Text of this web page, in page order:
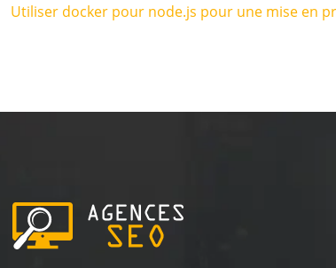
Utiliser docker pour node.js pour une mise en